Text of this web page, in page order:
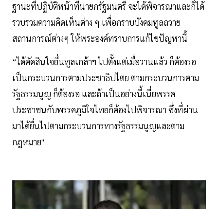
ฐานะที่ปฏิบัติหน้าที่นายกรัฐมนตรี จะได้พิจารณาและก็ได้
รวบรวมความคิดเห็นต่าง ๆ เพื่อกราบบังคมทูลถวาย
สถานการณ์ต่างๆ ให้พระองค์ทราบการแก้ไขปัญหานี้
“ได้ตัดสินใจยื่นทูลเกล้าฯ ไปตั้งแต่เมื่อวานแล้ว ก็ต้องรอ
เป็นกระบวนการตามประชาธิปไตย ตามกระบวนการตาม
รัฐธรรมนูญ ก็ต้องรอ และถ้าเป็นอย่างนี้เนี่ยพรรค
ประชาชนกับพรรคภูมิใจไทยก็ต้องไปพิจารณา ซึ่งที่ผ่าน
มาได้ยื่นไปตามกระบวนการทางรัฐธรรมนูญและตาม
กฎหมาย"